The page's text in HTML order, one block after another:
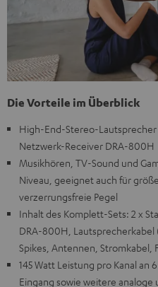
Die Vorteile im Überblick
High-End-Stereo-
Netzwerk-Receiver DRA-800H
Musikhören, TV-Sound und
Niveau, geeignet auch für
verzerrungsfreie Pegel
Inhalt des Komplett-Sets: 2 x
DRA-800H, Lautsprecherkabel
Spikes, Antennen, Stromkabel,
145 Watt Leistung pro Kanal an
Eingang sowie weitere